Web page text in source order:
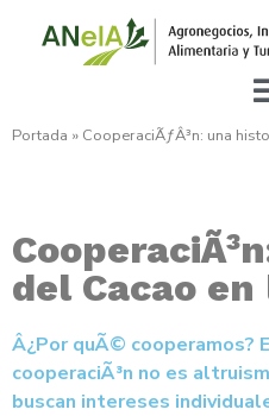
Portada » CooperaciÃƒÂ³n: una
del Cacao
Â¿Por quÃ© cooperamos?
cooperaciÃ³n no es
buscan intereses